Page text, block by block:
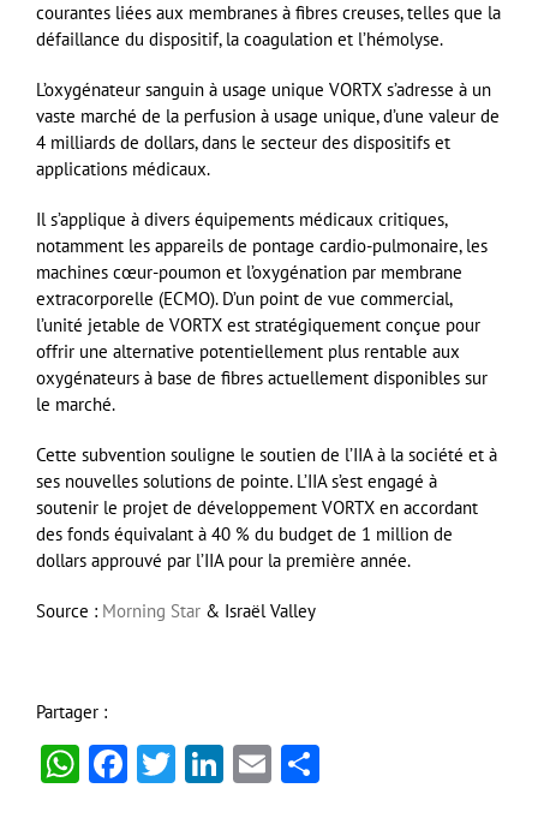
courantes liées aux membranes à fibres creuses, telles que la
défaillance du dispositif, la coagulation et l’hémolyse.
L’oxygénateur sanguin à usage unique VORTX s’adresse à un
vaste marché de la perfusion à usage unique, d’une valeur de
4 milliards de dollars, dans le secteur des dispositifs et
applications médicaux.
Il s’applique à divers équipements médicaux critiques,
notamment les appareils de pontage cardio-pulmonaire, les
machines cœur-poumon et l’oxygénation par membrane
extracorporelle (ECMO). D’un point de vue commercial,
l’unité jetable de VORTX est stratégiquement conçue pour
offrir une alternative potentiellement plus rentable aux
oxygénateurs à base de fibres actuellement disponibles sur
le marché.
Cette subvention souligne le soutien de l’IIA à la société et à
ses nouvelles solutions de pointe. L’IIA s’est engagé à
soutenir le projet de développement VORTX en accordant
des fonds équivalant à 40 % du budget de 1 million de
dollars approuvé par l’IIA pour la première année.
Source : Morning Star & Israël Valley
Partager :
WhatsApp
Facebook
Twitter
LinkedIn
Email